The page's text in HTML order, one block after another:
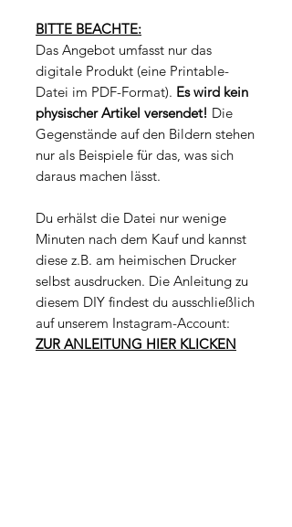
BITTE BEACHTE:
Das Angebot umfasst nur das
digitale Produkt (eine Printable-
Datei im PDF-Format). Es wird kein
physischer Artikel versendet! Die
Gegenstände auf den Bildern stehen
nur als Beispiele für das, was sich
daraus machen lässt.
Du erhälst die Datei nur wenige
Minuten nach dem Kauf und kannst
diese z.B. am heimischen Drucker
selbst ausdrucken. Die Anleitung zu
diesem DIY findest du ausschließlich
auf unserem Instagram-Account:
ZUR ANLEITUNG HIER KLICKEN